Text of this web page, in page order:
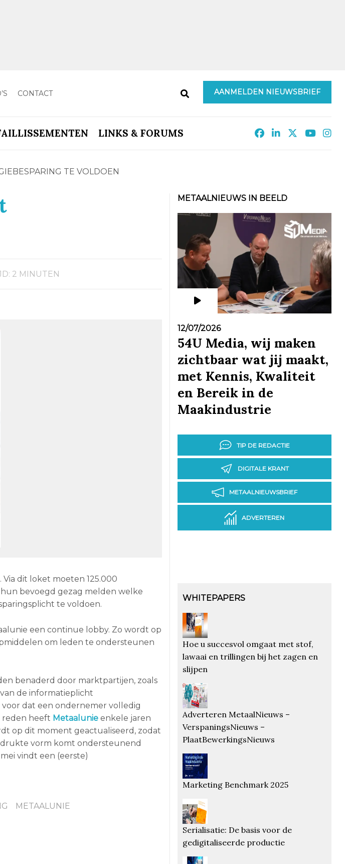
CONTACT AANMELDEN NIEUWSBRIEF
LINKS & FORUMS
TE VOLDOEN
2 MINUTEN
dit loket moeten 125.000
bevoegd gezag melden welke
te voldoen.
een continue lobby. Zo wordt op
om leden te ondersteunen
benaderd door marktpartijen, zoals
de informatieplicht
dat een ondernemer volledig
reden heeft Metaalunieenkele jaren
op dit moment geactualiseerd, zodat
vorm komt ondersteunend
vindt een (eerste)
METAALUNIE
METAALNIEUWS IN BEELD
12/07/2026
54U Media, wij maken
zichtbaar wat jij maakt,
met Kennis, Kwaliteit
en Bereik in de
Maakindustrie
TIP DE REDACTIE
DIGITALE KRANT
METAALNIEUWSBRIEF
ADVERTEREN
WHITEPAPERS
Hoe u succesvol omgaat met stof,
lawaai en trillingen bij het zagen en
slijpen
Adverteren MetaalNieuws –
VerspaningsNieuws –
PlaatBewerkingsNieuws
Marketing Benchmark 2025
Serialisatie: De basis voor de
gedigitaliseerde productie